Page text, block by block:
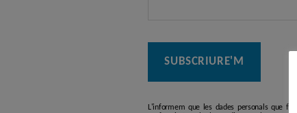
L'informem que les dades personals que